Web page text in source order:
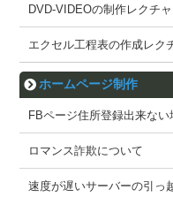
DVD-VIDEOの制作レクチ
エクセル工程表の作成レク
ホームページ制作
FBページ住所登録出来な
ロマンス詐欺について
速度が遅いサーバーの引っ